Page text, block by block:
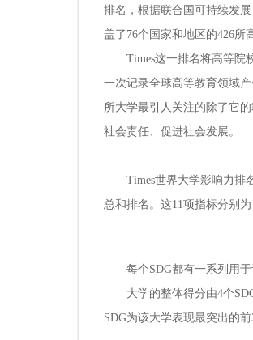
排名，根据联合国可持续发
盖了 76个国家和地区的426所
Times这一排名将高等院
一次记录全球高等教育领域
所大学最引人关注的除了它
社会责任、促进社会发展。
Times世界大学影响力排
总和排名。这11项指标分别为
每个SDG都有一系列用
大学的整体得分由4个
SDG为该大学表现最突出的前